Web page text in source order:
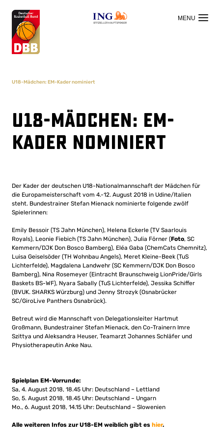
OFFIZIELLER HAUPTSPONSOR
U18-Mädchen: EM-Kader nominiert
U18-Mädchen: EM-
Kader nominiert
Der Kader der deutschen U18-Nationalmannschaft der Mädchen für
die Europameisterschaft vom 4.-12. August 2018 in Udine/Italien
steht. Bundestrainer Stefan Mienack nominierte folgende zwölf
Spielerinnen:
Emily Bessoir (TS Jahn München), Helena Eckerle (TV Saarlouis
Royals), Leonie Fiebich (TS Jahn München), Julia Förner (Foto, SC
Kemmern/DJK Don Bosco Bamberg), Eléa Gaba (ChemCats Chemnitz),
Luisa Geiselsöder (TH Wohnbau Angels), Meret Kleine-Beek (TuS
Lichterfelde), Magdalena Landwehr (SC Kemmern/DJK Don Bosco
Bamberg), Nina Rosemeyer (Eintracht Braunschweig LionPride/Girls
Baskets BS-WF), Nyara Sabally (TuS Lichterfelde), Jessika Schiffer
(BVUK. SHARKS Würzburg) und Jenny Strozyk (Osnabrücker
SC/GiroLive Panthers Osnabrück).
Betreut wird die Mannschaft von Delegationsleiter Hartmut
Großmann, Bundestrainer Stefan Mienack, den Co-Trainern Imre
Szittya und Aleksandra Heuser, Teamarzt Johannes Schläfer und
Physiotherapeutin Anke Nau.
Spielplan EM-Vorrunde:
Sa, 4. August 2018, 18.45 Uhr: Deutschland – Lettland
So, 5. August 2018, 18.45 Uhr: Deutschland – Ungarn
Mo., 6. August 2018, 14.15 Uhr: Deutschland – Slowenien
Alle weiteren Infos zur U18-EM weiblich gibt es hier.